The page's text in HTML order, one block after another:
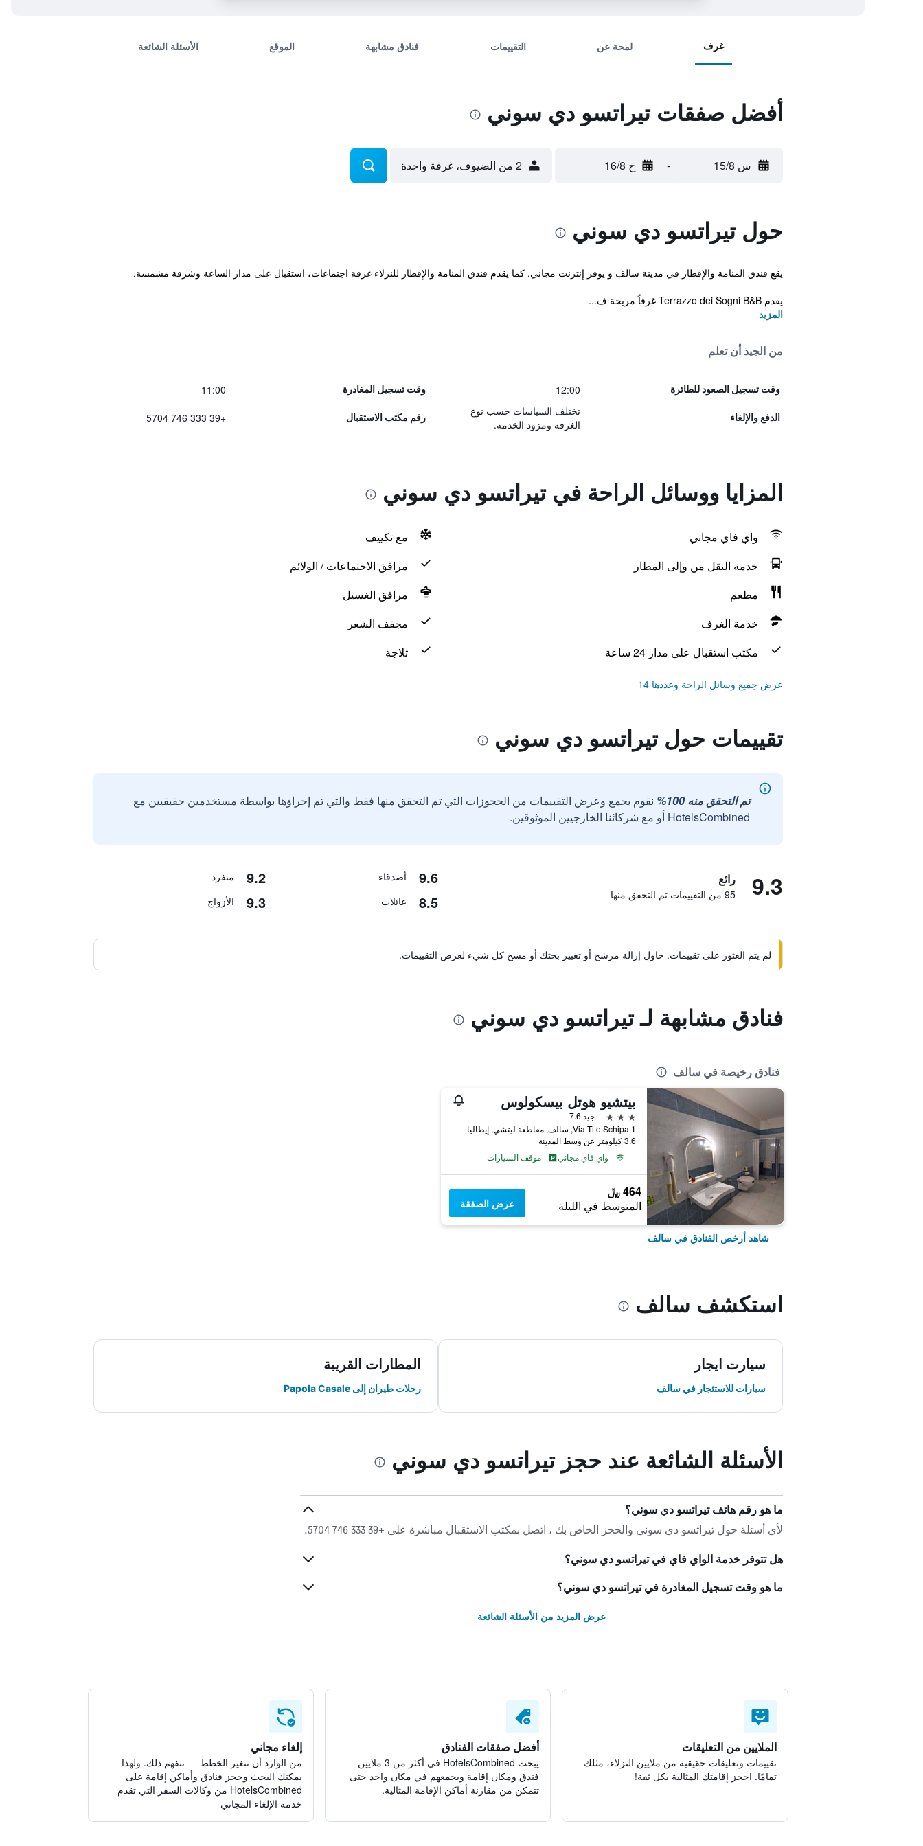
غرف لمحة عن التقييمات فنادق مشابهة الموقع الأسئلة الشائعة
أفضل صفقات تيراتسو دي سوني
س 15/8 - ح 16/8 2 من الضيوف، غرفة واحدة
حول تيراتسو دي سوني
يقع فندق المنامة والإفطار في مدينة سالف و يوفر إنترنت مجاني. كما يقدم فندق المنامة والإفطار للنزلاء غرفة اجتماعات، استقبال على مدار الساعة وشرفة مشمسة.
يقدم Terrazzo dei Sogni B&B غرفاً مريحة ف...
المزيد
من الجيد أن تعلم
وقت تسجيل الصعود للطائرة 12:00 وقت تسجيل المغادرة 11:00
الدفع والإلغاء
تختلف السياسات حسب نوع
الغرفة ومزود الخدمة.
رقم مكتب الاستقبال +39 333 746 5704
المزايا ووسائل الراحة في تيراتسو دي سوني
واي فاي مجاني
مع تكييف
خدمة النقل من وإلى المطار
مرافق الاجتماعات / الولائم
مطعم
مرافق الغسيل
خدمة الغرف
مجفف الشعر
مكتب استقبال على مدار 24 ساعة
ثلاجة
عرض جميع وسائل الراحة وعددها 14
تقييمات حول تيراتسو دي سوني
تم التحقق منه 100%
نقوم بجمع وعرض التقييمات من الحجوزات التي تم التحقق منها فقط والتي تم إجراؤها بواسطة مستخدمين حقيقيين مع
HotelsCombined أو مع شركائنا الخارجيين الموثوقين.
9.3 رائع
95 من التقييمات تم التحقق منها
9.6 أصدقاء 9.2 منفرد
8.5 عائلات 9.3 الأزواج
لم يتم العثور على تقييمات. حاول إزالة مرشح أو تغيير بحثك أو مسح كل شيء لعرض التقييمات.
فنادق مشابهة لـ تيراتسو دي سوني
فنادق رخيصة في سالف
بيتشيو هوتل بيسكولوس
3 نجوم
جيد 7.6
Via Tito Schipa 1, سالف, مقاطعة ليتشي, إيطاليا
3.6 كيلومتر عن وسط المدينة
واي فاي مجاني
موقف السيارات
464 ﷼
المتوسط في الليلة عرض الصفقة
شاهد أرخص الفنادق في سالف
استكشف سالف
سيارت ايجار
سيارات للاستئجار في سالف
المطارات القريبة
رحلات طيران إلى Papola Casale
الأسئلة الشائعة عند حجز تيراتسو دي سوني
ما هو رقم هاتف تيراتسو دي سوني؟
لأي أسئلة حول تيراتسو دي سوني والحجز الخاص بك ، اتصل بمكتب الاستقبال مباشرة على +39 333 746 5704.
هل تتوفر خدمة الواي فاي في تيراتسو دي سوني؟
ما هو وقت تسجيل المغادرة في تيراتسو دي سوني؟
عرض المزيد من الأسئلة الشائعة
الملايين من التعليقات
تقييمات وتعليقات حقيقية من ملايين النزلاء، مثلك
تمامًا. احجز إقامتك المثالية بكل ثقة!
أفضل صفقات الفنادق
يبحث HotelsCombined في أكثر من 3 ملايين
فندق ومكان إقامة ويجمعهم في مكان واحد حتى
تتمكن من مقارنة أماكن الإقامة المثالية.
إلغاء مجاني
من الوارد أن تتغير الخطط — نتفهم ذلك. ولهذا
يمكنك البحث وحجز فنادق وأماكن إقامة على
HotelsCombined من وكالات السفر التي تقدم
خدمة الإلغاء المجاني